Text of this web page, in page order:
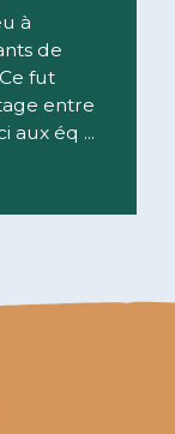
à
de
fut
entre
aux éq ...